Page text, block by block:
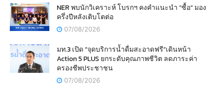
NER พบนักวิเคราะห์ โบรกฯ คงคำแนะนำ “ซื้อ” มอง
ครึ่งปีหลังเติบโตต่อ
07/08/2026
มท.3 เปิด “จุดบริการน้ำดื่มสะอาดฟรี”เดินหน้า
Action 5 PLUS ยกระดับคุณภาพชีวิต ลดภาระค่า
ครองชีพประชาชน
07/08/2026